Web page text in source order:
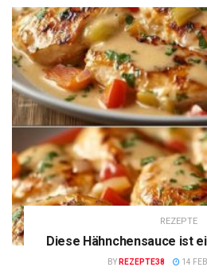
REZEPTE
Diese Hähnchensauce ist
BY REZEPTE38 14